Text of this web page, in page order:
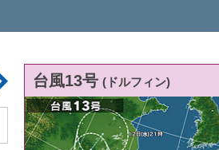
台風13号 (ドルフィン)